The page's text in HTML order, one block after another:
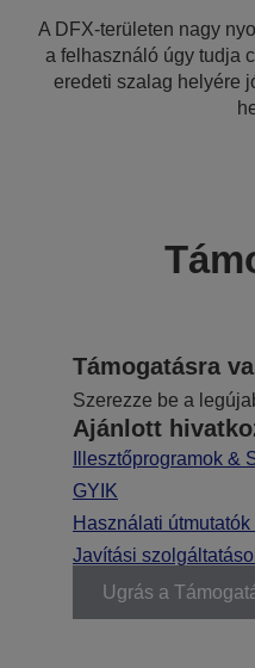
A DFX-területen nagy
a felhasználó úgy tudja
eredeti szalag helyére
Támogatásra
Szerezze be a
Ajánlott
Illesztőprogramok &
GYIK
Használati
Javítási
Ugrás a